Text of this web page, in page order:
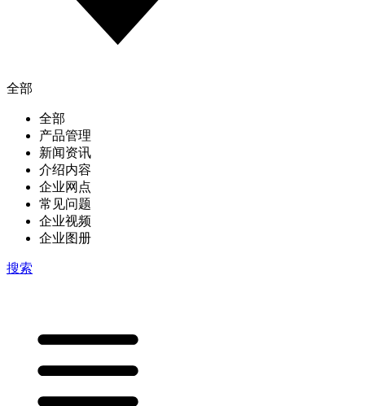
全部
全部
产品管理
新闻资讯
介绍内容
企业网点
常见问题
企业视频
企业图册
搜索